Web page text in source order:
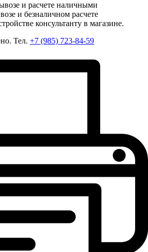
и расчете наличными
и безналичном расчете
консультанту в магазине.
Тел. +7 (985) 723-84-59